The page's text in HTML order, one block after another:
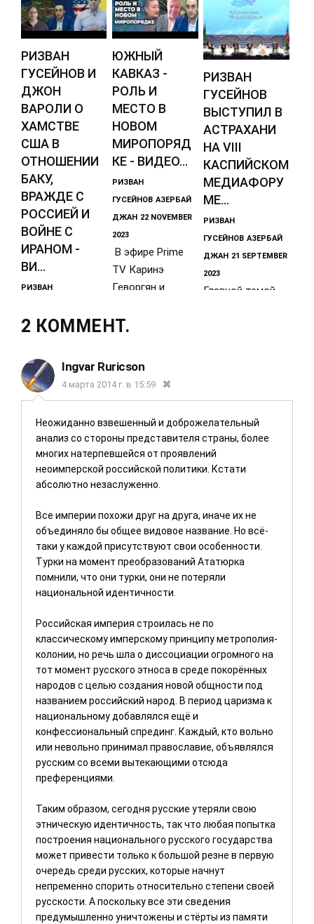
РИЗВАН
ГУСЕЙНОВ И
ДЖОН
ВАРОЛИ О
ХАМСТВЕ
США В
ОТНОШЕНИИ
БАКУ,
ВРАЖДЕ С
РОССИЕЙ И
ВОЙНЕ С
ИРАНОМ -
ВИ...
РИЗВАН
ДЖАН 01 DECEMBER
Очередными
гостями
ведущего
YouTube-канале
Caliber.Az,
Санана Рзаева
ЮЖНЫЙ
КАВКАЗ -
РОЛЬ И
МЕСТО В
НОВОМ
МИРОПОРЯД
КЕ - ВИДЕО...
РИЗВАН
ГУСЕЙНОВ АЗЕРБАЙ
ДЖАН 22 NOVEMBER
2023
В эфире Prime
TV Каринэ
Геворгян и
РИЗВАН
ГУСЕЙНОВ
ВЫСТУПИЛ В
АСТРАХАНИ
НА VIII
КАСПИЙСКОМ
МЕДИАФОРУ
МЕ...
РИЗВАН
ГУСЕЙНОВ АЗЕРБАЙ
ДЖАН 21 SEPTEMBER
2023
Главной темой
2 КОММЕНТ.
Ingvar Ruricson
4 марта 2014 г. в 15:59
Неожиданно взвешенный и доброжелательный
анализ со стороны представителя страны, более
многих натерпевшейся от проявлений
неоимперской российской политики. Кстати
абсолютно незаслуженно.
Все империи похожи друг на друга, иначе их не
объединяло бы общее видовое название. Но всё-
таки у каждой присутствуют свои особенности.
Турки на момент преобразований Ататюрка
помнили, что они турки, они не потеряли
национальной идентичности.
Российская империя строилась не по
классическому имперскому принципу метрополия-
колонии, но речь шла о диссоциации огромного на
тот момент русского этноса в среде покорённых
народов с целью создания новой общности под
названием российский народ. В период царизма к
национальному добавлялся ещё и
конфессиональный спрединг. Каждый, кто вольно
или невольно принимал православие, объявлялся
русским со всеми вытекающими отсюда
преференциями.
Таким образом, сегодня русские утеряли свою
этническую идентичность, так что любая попытка
построения национального русского государства
может привести только к большой резне в первую
очередь среди русских, которые начнут
непременно спорить относительно степени своей
русскости. А поскольку все эти сведения
предумышленно уничтожены и стёрты из памяти